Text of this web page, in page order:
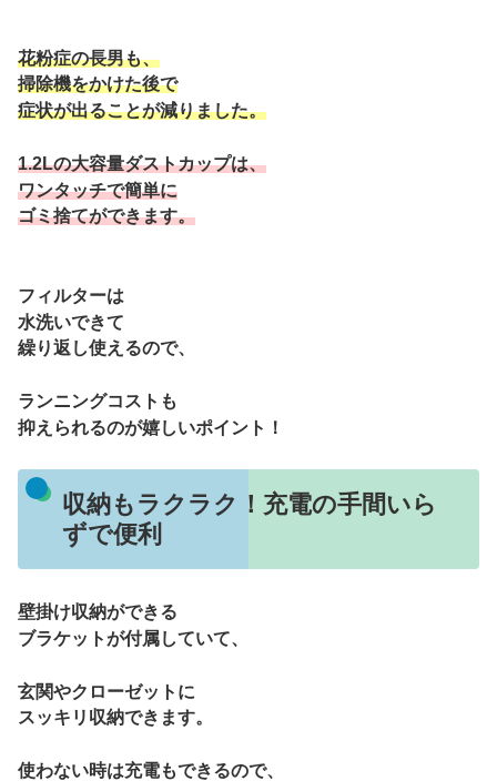
花粉症の長男も、
掃除機をかけた後で
症状が出ることが減りました。
1.2Lの大容量ダストカップは、
ワンタッチで簡単に
ゴミ捨てができます。
フィルターは
水洗いできて
繰り返し使えるので、
ランニングコストも
抑えられるのが嬉しいポイント！
収納もラクラク！充電の手間いら
ずで便利
壁掛け収納ができる
ブラケットが付属していて、
玄関やクローゼットに
スッキリ収納できます。
使わない時は充電もできるので、